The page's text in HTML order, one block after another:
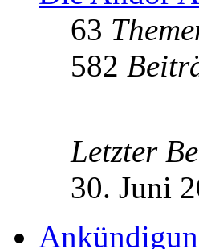
63
582
Letzter
30. Juni